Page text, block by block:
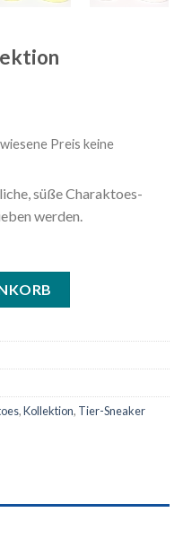
Preis keine
süße Charaktoes-
werden.
,Kollektion, Tier-Sneaker